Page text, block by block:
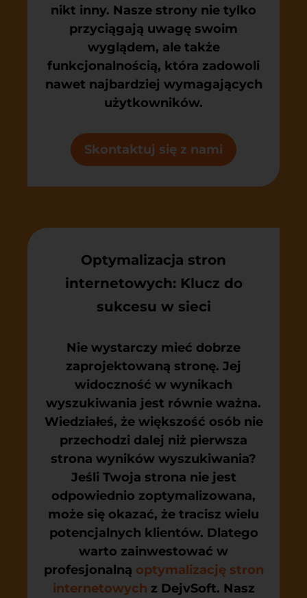
nikt inny. Nasze strony nie tylko
przyciągają uwagę swoim
wyglądem, ale także
funkcjonalnością, która zadowoli
nawet najbardziej wymagających
użytkowników.
Skontaktuj się z nami
Optymalizacja stron
internetowych: Klucz do
sukcesu w sieci
Nie wystarczy mieć dobrze
zaprojektowaną stronę. Jej
widoczność w wynikach
wyszukiwania jest równie ważna.
Wiedziałeś, że większość osób nie
przechodzi dalej niż pierwsza
strona wyników wyszukiwania?
Jeśli Twoja strona nie jest
odpowiednio zoptymalizowana,
może się okazać, że tracisz wielu
potencjalnych klientów. Dlatego
warto zainwestować w
profesjonalną optymalizację stron
internetowych z DejvSoft. Nasz